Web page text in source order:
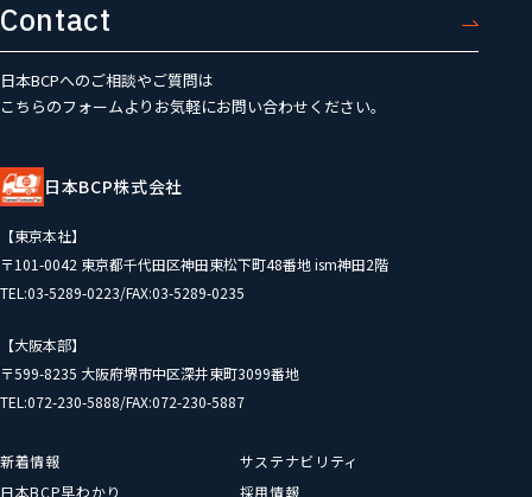
Contact
日本BCPへのご相談やご質問は
こちらのフォームよりお気軽にお問い合わせください。
日本BCP株式会社
【東京本社】
〒101-0042 東京都千代田区神田東松下町48番地 ism神田2階
TEL:03-5289-0223/FAX:03-5289-0235
【大阪本部】
〒599-8235 大阪府堺市中区深井東町3099番地
TEL:072-230-5888/FAX:072-230-5887
新着情報
日本BCP早わかり
サステナビリティ
採用情報